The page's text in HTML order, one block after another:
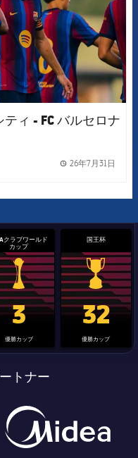
ィ - FC バルセロナ
26年7月31日
trophy
クラブワールド
カップ
label.aria.clubworldcup
3
優勝カップ
国王杯
国王杯
32
優勝カップ
トナー